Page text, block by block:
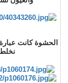
الحشوة كانت